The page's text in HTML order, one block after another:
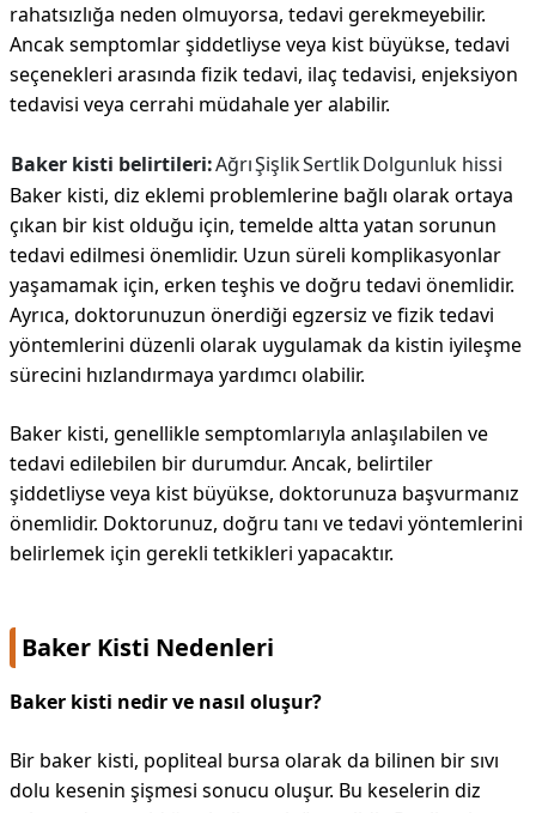
rahatsızlığa neden olmuyorsa, tedavi gerekmeyebilir.
Ancak semptomlar şiddetliyse veya kist büyükse, tedavi
seçenekleri arasında fizik tedavi, ilaç tedavisi, enjeksiyon
tedavisi veya cerrahi müdahale yer alabilir.
Baker kisti belirtileri:AğrıŞişlikSertlikDolgunluk hissi
Baker kisti, diz eklemi problemlerine bağlı olarak ortaya
çıkan bir kist olduğu için, temelde altta yatan sorunun
tedavi edilmesi önemlidir. Uzun süreli komplikasyonlar
yaşamamak için, erken teşhis ve doğru tedavi önemlidir.
Ayrıca, doktorunuzun önerdiği egzersiz ve fizik tedavi
yöntemlerini düzenli olarak uygulamak da kistin iyileşme
sürecini hızlandırmaya yardımcı olabilir.
Baker kisti, genellikle semptomlarıyla anlaşılabilen ve
tedavi edilebilen bir durumdur. Ancak, belirtiler
şiddetliyse veya kist büyükse, doktorunuza başvurmanız
önemlidir. Doktorunuz, doğru tanı ve tedavi yöntemlerini
belirlemek için gerekli tetkikleri yapacaktır.
Baker Kisti Nedenleri
Baker kisti nedir ve nasıl oluşur?
Bir baker kisti, popliteal bursa olarak da bilinen bir sıvı
dolu kesenin şişmesi sonucu oluşur. Bu keselerin diz